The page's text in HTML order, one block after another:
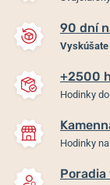
90 dní
+2500
Hodinky
Hodinky